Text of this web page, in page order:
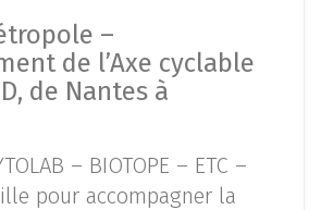
–
de l’Axe cyclable
de Nantes à
– BIOTOPE – ETC –
pour accompagner la